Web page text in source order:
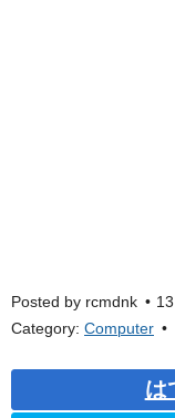
Posted by rcmdnk
Category: Computer
は